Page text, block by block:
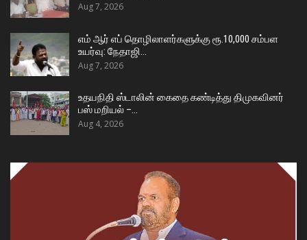
Aug 7, 2026
எம் ஆர் எப் தொழிலாளர்களுக்கு ரூ.10,000 சம்பள
உயர்வு: நேதாஜி…
Aug 7, 2026
உதயநிதி ஸ்டாலின் கைதை கண்டித்து திமுகவினர்
பஸ் மறியல் –…
Aug 4, 2026